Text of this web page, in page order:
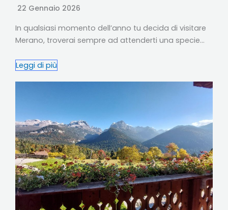
22 Gennaio 2026
In qualsiasi momento dell’anno tu decida di visitare
Merano, troverai sempre ad attenderti una specie…
Leggi di più